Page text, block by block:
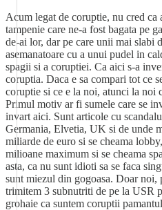
Acum legat de coruptie, nu cred ca
tampenie care ne-a fost bagata pe
de-ai lor, dar pe care unii mai slabi
asemanatoare cu a unui pudel in
spagii si a coruptiei. Ca aici s-a
coruptia. Daca e sa compari tot ce
coruptie si ce e la noi, atunci la noi
Primul motiv ar fi sumele care se
invart aici. Sunt articole cu
Germania, Elvetia, UK si de unde
miliarde de euro si se cheama
milioane maximum si se cheama
asta, ca nu sunt idioti sa se faca
sunt miezul din gogoasa. Doar noi,
trimitem 3 subnutriti de pe la USR
grohaie ca suntem coruptii